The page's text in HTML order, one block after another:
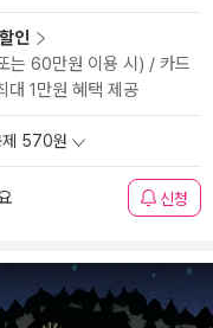
인
는 60만원 이용 시) / 카드
대 1만원 혜택 제공
제 570원
신청